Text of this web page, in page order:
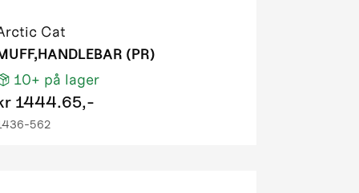
Cat
(PR)
10+ på lager
1444.65,-
562